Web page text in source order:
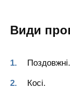
Види
Поздовжні.
Косі.